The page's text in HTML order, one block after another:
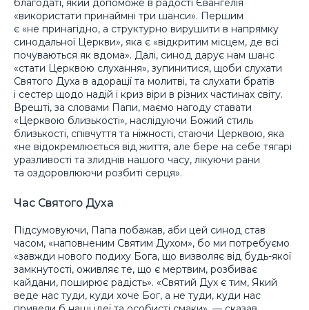
благодаті, який допоможе в радості Євангелія
«використати принаймні три шанси». Першим
є «не принагідно, а структурно вирушити в напрямку
синодальної Церкви», яка є «відкритим місцем, де всі
почуваються як вдома». Далі, синод дарує нам шанс
«стати Церквою слухання», зупинитися, щоби слухати
Святого Духа в адорації та молитві, та слухати братів
і сестер щодо надій і криз віри в різних частинах світу.
Врешті, за словами Папи, маємо нагоду ставати
«Церквою близькості», наслідуючи Божий стиль
близькості, співчуття та ніжності, стаючи Церквою, яка
«не відокремлюється від життя, але бере на себе тягарі
уразливості та злиднів нашого часу, лікуючи рани
та оздоровлюючи розбиті серця».
Час Святого Духа
Підсумовуючи, Папа побажав, аби цей синод став
часом, «наповненим Святим Духом», бо ми потребуємо
«завжди нового подиху Бога, що визволяє від будь-якої
замкнутості, оживляє те, що є мертвим, розбиває
кайдани, поширює радість». «Святий Дух є тим, Який
веде нас туди, куди хоче Бог, а не туди, куди нас